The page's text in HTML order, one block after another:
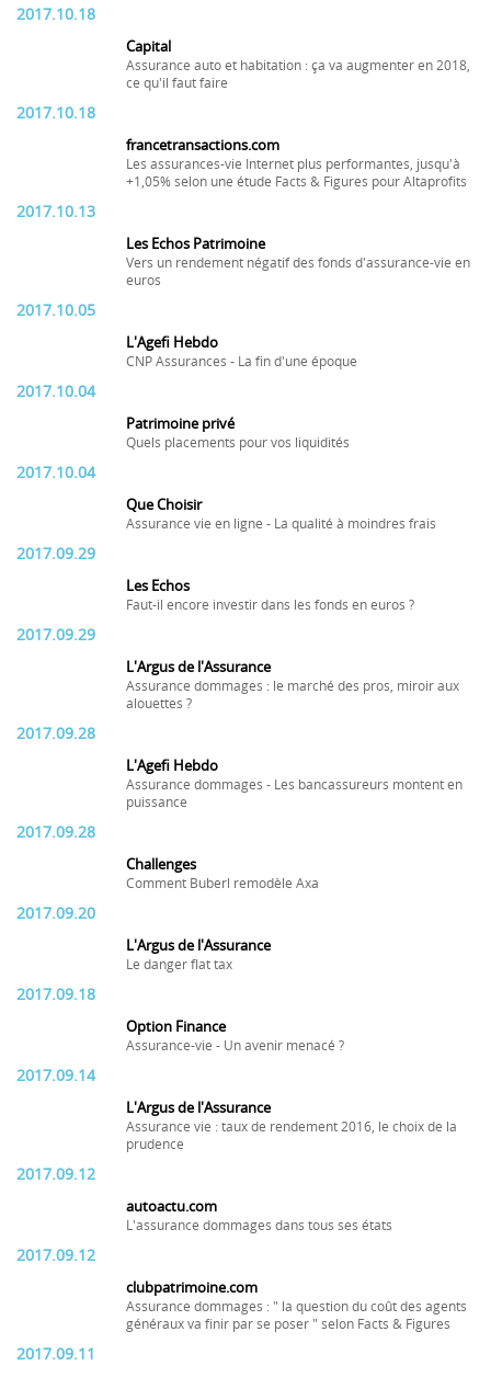
2017.10.18
Capital
Assurance auto et habitation : ça va augmenter en 2018,
ce qu'il faut faire
2017.10.18
francetransactions.com
Les assurances-vie Internet plus performantes, jusqu'à
+1,05% selon une étude Facts & Figures pour Altaprofits
2017.10.13
Les Echos Patrimoine
Vers un rendement négatif des fonds d'assurance-vie en
euros
2017.10.05
L'Agefi Hebdo
CNP Assurances - La fin d'une époque
2017.10.04
Patrimoine privé
Quels placements pour vos liquidités
2017.10.04
Que Choisir
Assurance vie en ligne - La qualité à moindres frais
2017.09.29
Les Echos
Faut-il encore investir dans les fonds en euros ?
2017.09.29
L'Argus de l'Assurance
Assurance dommages : le marché des pros, miroir aux
alouettes ?
2017.09.28
L'Agefi Hebdo
Assurance dommages - Les bancassureurs montent en
puissance
2017.09.28
Challenges
Comment Buberl remodèle Axa
2017.09.20
L'Argus de l'Assurance
Le danger flat tax
2017.09.18
Option Finance
Assurance-vie - Un avenir menacé ?
2017.09.14
L'Argus de l'Assurance
Assurance vie : taux de rendement 2016, le choix de la
prudence
2017.09.12
autoactu.com
L'assurance dommages dans tous ses états
2017.09.12
clubpatrimoine.com
Assurance dommages : " la question du coût des agents
généraux va finir par se poser " selon Facts & Figures
2017.09.11